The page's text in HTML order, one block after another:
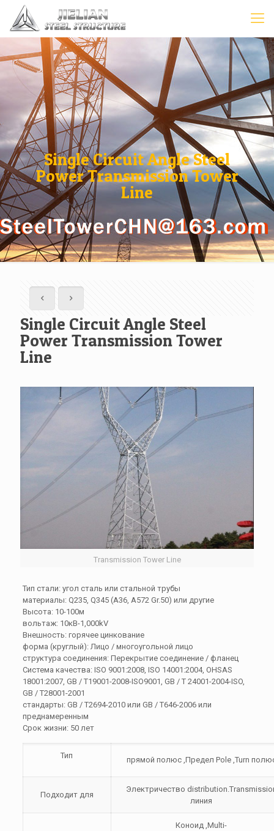
Single Circuit Angle Steel
Power Transmission Tower
Line
Single Circuit Angle Steel
Power Transmission Tower
Line
Transmission Tower Line
Тип стали: угол сталь или стальной трубы
материалы: Q235, Q345 (A36, A572 Gr.50) или другие
Высота: 10-100м
вольтаж: 10кВ-1,000kV
Внешность: горячее цинкование
форма (круглый): Лицо / многоугольной лицо
структура соединения: Перекрытие соединение / фланец
Система качества: ISO 9001:2008, ISO 14001:2004, OHSAS
18001:2007, GB / T19001-2008-ISO9001, GB / T 24001-2004-ISO,
GB / T28001-2001
стандарты: GB / T2694-2010 или GB / T646-2006 или
преднамеренным
Срок жизни: 50 лет
Тип прямой полюс ,Предел Pole ,Turn
Подходит для
Электричество
линия
Коноид ,Multi-